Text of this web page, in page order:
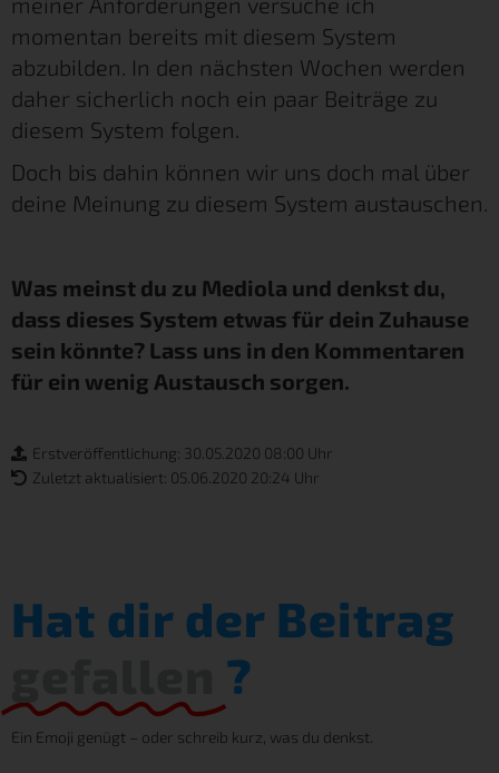
momentan bereits mit diesem System
abzubilden. In den nächsten Wochen werden
daher sicherlich noch ein paar Beiträge zu
diesem System folgen.
Doch bis dahin können wir uns doch mal über
deine Meinung zu diesem System austauschen.
Was meinst du zu Mediola und denkst du,
dass dieses System etwas für dein Zuhause
sein könnte? Lass uns in den Kommentaren
für ein wenig Austausch sorgen.
Erstveröffentlichung: 30.05.2020 08:00 Uhr
Zuletzt aktualisiert: 05.06.2020 20:24 Uhr
Hat dir der Beitrag
?
Ein Emoji genügt – oder schreib kurz, was du denkst.